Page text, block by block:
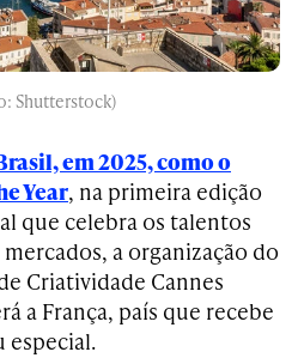
Shutterstock)
em 2025, como o
Year, na primeira edição
que celebra os talentos
a organização do
Criatividade Cannes
a França, país que recebe
especial.